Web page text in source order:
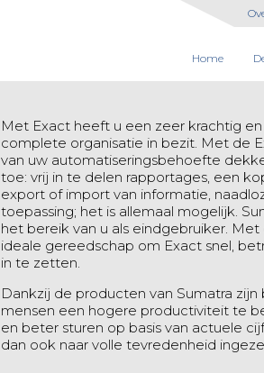
Home
Met Exact heeft u een zeer krachtig
complete organisatie in bezit. Met de
van uw automatiseringsbehoefte
toe: vrij in te delen rapportages, een
export of import van informatie,
toepassing; het is allemaal mogelijk.
het bereik van u als eindgebruiker.
ideale gereedschap om Exact snel,
in te zetten.
Dankzij de producten van Sumatra
mensen een hogere productiviteit te
en beter sturen op basis van actuele
dan ook naar volle tevredenheid